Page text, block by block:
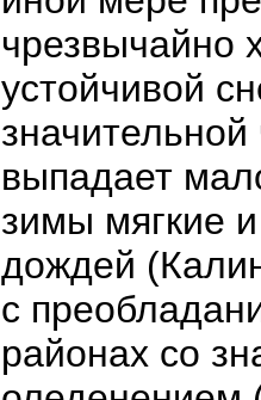
чрезвычайно
устойчивой
выпадает
зимы мягкие
дождей
с
районах со